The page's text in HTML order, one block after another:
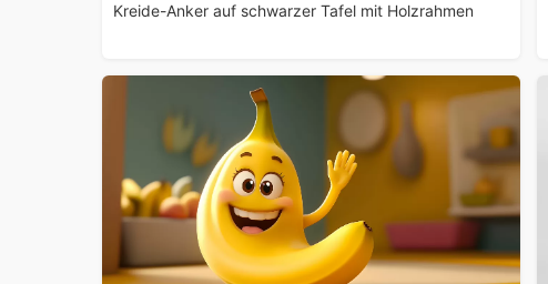
Kreide-Anker auf schwarzer Tafel mit Holzrahmen